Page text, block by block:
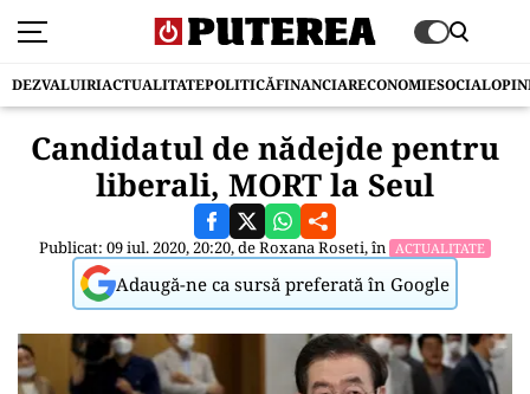
DEZVALUIRIACTUALITATEPOLITICĂFINANCIARECONOMIESOCIAL
Candidatul de nădejde pentru
liberali, MORT la Seul
Publicat: 09 iul. 2020, 20:20, deRoxana Roseti, în ACTUALITATE
Adaugă-ne ca sursă preferată în Google